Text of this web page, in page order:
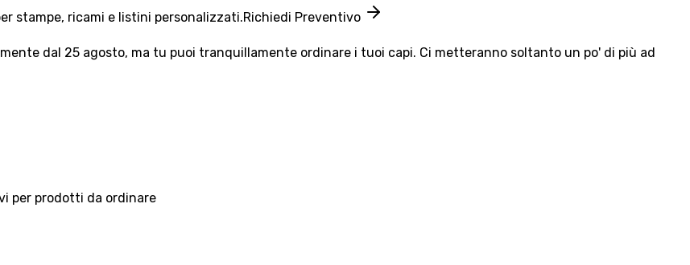
stampe, ricami e listini personalizzati.Richiedi Preventivo
dal 25 agosto, ma tu puoi tranquillamente ordinare i tuoi capi. Ci metteranno soltanto un po' di più ad
per prodotti da ordinare